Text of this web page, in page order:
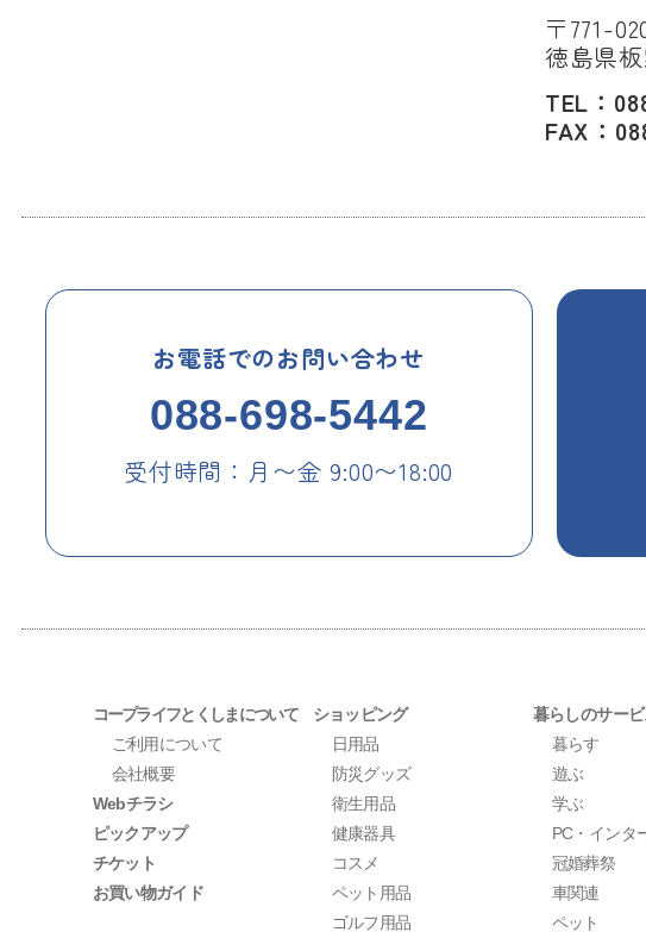
〒771-
徳島県
TEL：
FAX：
お電話でのお問い合わせ
088-698-5442
受付時間：月〜金 9:00〜18:00
コープライフとくしまについて
ご利用について
会社概要
Webチラシ
ピックアップ
チケット
お買い物ガイド
ショッピング
日用品
防災グッズ
衛生用品
健康器具
コスメ
ペット用品
ゴルフ用品
暮らしのサー
暮らす
遊ぶ
学ぶ
PC・インタ
冠婚葬祭
車関連
ペット